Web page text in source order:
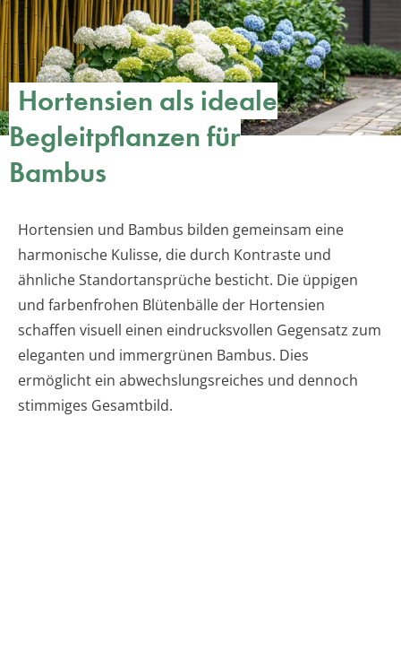
Hortensien als ideale
Begleitpflanzen für
Bambus
Hortensien und Bambus bilden gemeinsam eine
harmonische Kulisse, die durch Kontraste und
ähnliche Standortansprüche besticht. Die üppigen
und farbenfrohen Blütenbälle der Hortensien
schaffen visuell einen eindrucksvollen Gegensatz zum
eleganten und immergrünen Bambus. Dies
ermöglicht ein abwechslungsreiches und dennoch
stimmiges Gesamtbild.